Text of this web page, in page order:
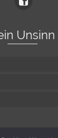
Unsinn